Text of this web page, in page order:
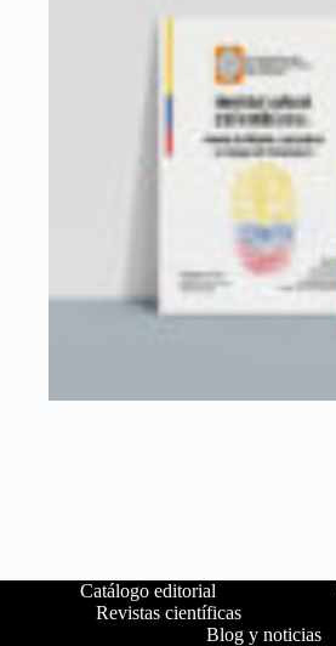
Catálogo editorial
Revistas científicas
Blog y noticias